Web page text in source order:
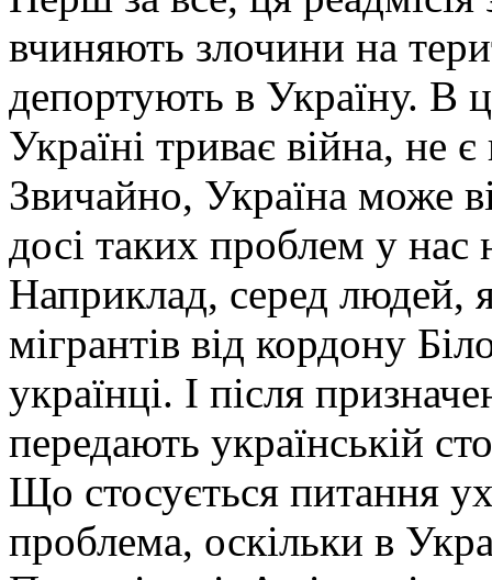
вчиняють злочини на
депортують в Україну. В
Україні триває війна, не
Звичайно, Україна може
досі таких проблем у нас
Наприклад, серед людей,
мігрантів від кордону
українці. І після
передають українській
Що стосується питання
проблема, оскільки в